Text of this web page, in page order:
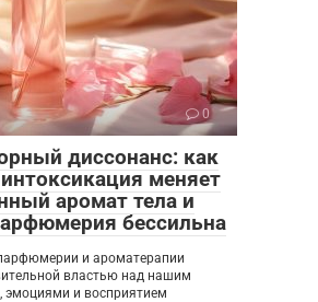
0
диссонанс: как
меняет
аромат тела и
бессильна
и ароматерапии
властью над нашим
эмоциями и восприятием